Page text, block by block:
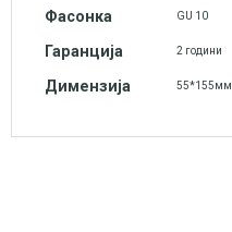
Фасонка GU 10
Гаранција 2 години
Димензија 55*155мм